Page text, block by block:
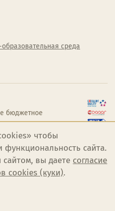
среда
бюджетное
высшего
чтобы
функциональность сайта.
вы даете согласие
cookies (куки).